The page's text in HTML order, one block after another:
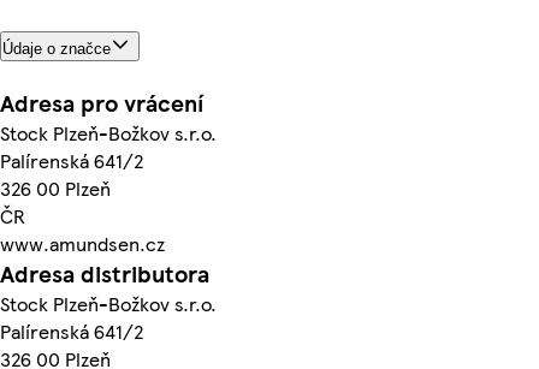
Údaje o značce
Adresa pro vrácení
Stock Plzeň-Božkov s.r.o.
Palírenská 641/2
326 00 Plzeň
ČR
www.amundsen.cz
Adresa distributora
Stock Plzeň-Božkov s.r.o.
Palírenská 641/2
326 00 Plzeň